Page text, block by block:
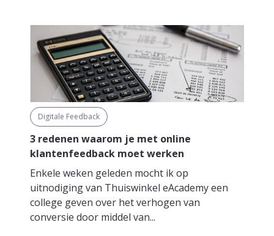
Digitale Feedback
3 redenen waarom je met online
klantenfeedback moet werken
Enkele weken geleden mocht ik op
uitnodiging van Thuiswinkel eAcademy een
college geven over het verhogen van
conversie door middel van...